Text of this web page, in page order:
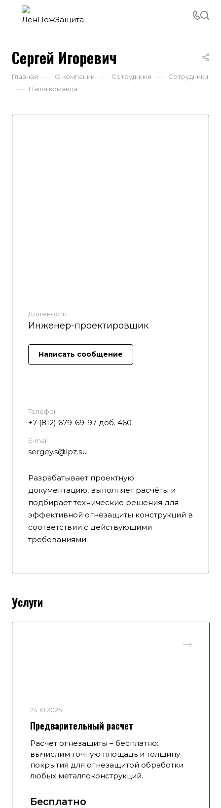
Сергей Игоревич
Главная — О компании — Сотрудники — Сотрудники
— Наша команда
Должность
Инженер-проектировщик
Написать сообщение
Телефон
+7 (812) 679-69-97 доб. 460
E-mail
sergey.s@lpz.su
Разрабатывает проектную
документацию, выполняет расчёты и
подбирает технические решения для
эффективной огнезащиты конструкций в
соответствии с действующими
требованиями.
Услуги
24.10.2025
Предварительный расчет
Расчет огнезащиты – бесплатно:
вычислим точную площадь и толщину
покрытия для огнезащитой обработки
любых металлоконструкций.
Бесплатно